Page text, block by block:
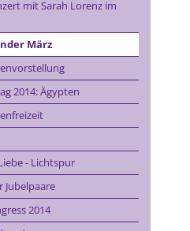
mit Sarah Lorenz im
März
2014: Ägypten
- Lichtspur
Jubelpaare
2014